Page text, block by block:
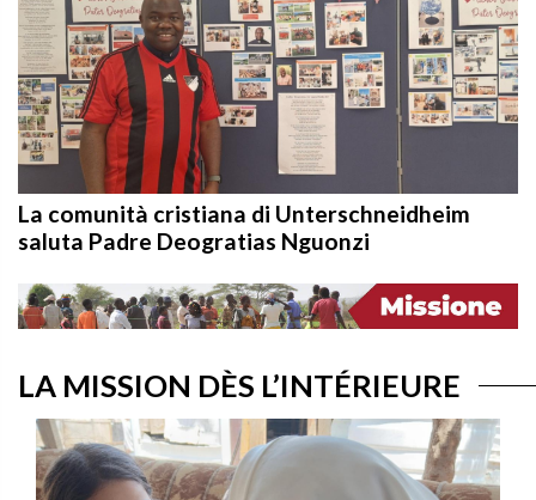
La comunità cristiana di Unterschneidheim
saluta Padre Deogratias Nguonzi
LA MISSION DÈS L’INTÉRIEURE